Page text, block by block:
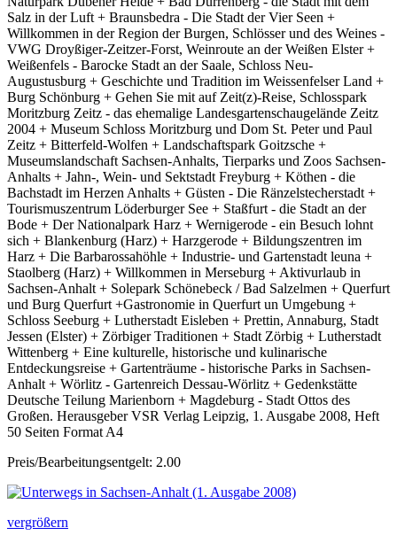
Salz in der Luft + Braunsbedra - Die Stadt der Vier Seen +
Willkommen in der Region der Burgen, Schlösser und des Weines -
VWG Droyßiger-Zeitzer-Forst, Weinroute an der Weißen Elster +
Weißenfels - Barocke Stadt an der Saale, Schloss Neu-
Augustusburg + Geschichte und Tradition im Weissenfelser Land +
Burg Schönburg + Gehen Sie mit auf Zeit(z)-Reise, Schlosspark
Moritzburg Zeitz - das ehemalige Landesgartenschaugelände Zeitz
2004 + Museum Schloss Moritzburg und Dom St. Peter und Paul
Zeitz + Bitterfeld-Wolfen + Landschaftspark Goitzsche +
Museumslandschaft Sachsen-Anhalts, Tierparks und Zoos Sachsen-
Anhalts + Jahn-, Wein- und Sektstadt Freyburg + Köthen - die
Bachstadt im Herzen Anhalts + Güsten - Die Ränzelstecherstadt +
Tourismuszentrum Löderburger See + Staßfurt - die Stadt an der
Bode + Der Nationalpark Harz + Wernigerode - ein Besuch lohnt
sich + Blankenburg (Harz) + Harzgerode + Bildungszentren im
Harz + Die Barbarossahöhle + Industrie- und Gartenstadt leuna +
Staolberg (Harz) + Willkommen in Merseburg + Aktivurlaub in
Sachsen-Anhalt + Solepark Schönebeck / Bad Salzelmen + Querfurt
und Burg Querfurt +Gastronomie in Querfurt un Umgebung +
Schloss Seeburg + Lutherstadt Eisleben + Prettin, Annaburg, Stadt
Jessen (Elster) + Zörbiger Traditionen + Stadt Zörbig + Lutherstadt
Wittenberg + Eine kulturelle, historische und kulinarische
Entdeckungsreise + Gartenträume - historische Parks in Sachsen-
Anhalt + Wörlitz - Gartenreich Dessau-Wörlitz + Gedenkstätte
Deutsche Teilung Marienborn + Magdeburg - Stadt Ottos des
Großen. Herausgeber VSR Verlag Leipzig, 1. Ausgabe 2008, Heft
50 Seiten Format A4
Preis/Bearbeitungsentgelt: 2.00
vergrößern